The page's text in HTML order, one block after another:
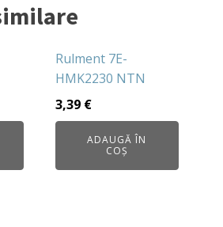
Rulment 7E-
HMK2230 NTN
3,39 €
ADAUGĂ ÎN
COȘ